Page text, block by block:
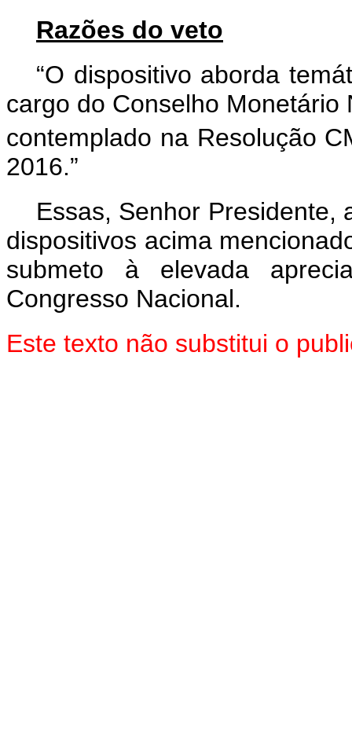
Razões do veto
“O dispositivo aborda
cargo do Conselho
contemplado na Resolução
2016.”
Essas, Senhor Presidente,
dispositivos acima
submeto à elevada
Congresso Nacional.
Este texto não substitui o